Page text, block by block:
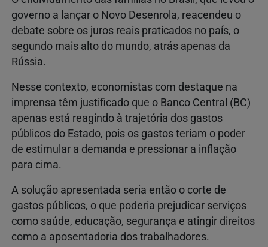
governo a lançar o Novo Desenrola, reacendeu o
debate sobre os juros reais praticados no país, o
segundo mais alto do mundo, atrás apenas da
Rússia.
Nesse contexto, economistas com destaque na
imprensa têm justificado que o Banco Central (BC)
apenas está reagindo à trajetória dos gastos
públicos do Estado, pois os gastos teriam o poder
de estimular a demanda e pressionar a inflação
para cima.
A solução apresentada seria então o corte de
gastos públicos, o que poderia prejudicar serviços
como saúde, educação, segurança e atingir direitos
como a aposentadoria dos trabalhadores.